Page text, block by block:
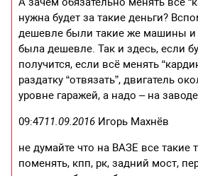
нужна будет за такие деньги?
дешевле были такие же машины и
была дешевле. Так и здесь, если
получится, если всё менять
раздатку “отвязать”, двигатель
уровне гаражей, а надо – на
09:4711.09.2016 Игорь Махнёв
не думайте что на ВАЗЕ все
поменять, кпп, рк, задний мост,